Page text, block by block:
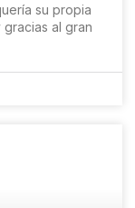
su propia
al gran